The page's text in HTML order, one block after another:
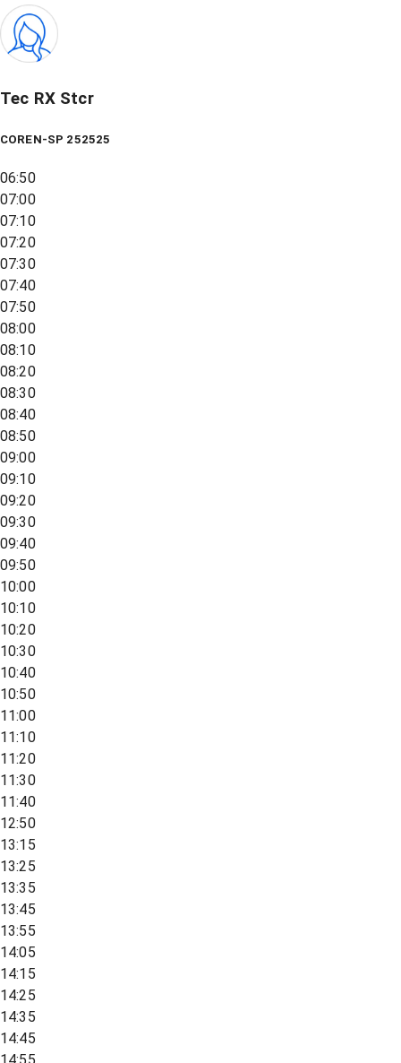
Tec RX Stcr
COREN-SP 252525
06:50
07:00
07:10
07:20
07:30
07:40
07:50
08:00
08:10
08:20
08:30
08:40
08:50
09:00
09:10
09:20
09:30
09:40
09:50
10:00
10:10
10:20
10:30
10:40
10:50
11:00
11:10
11:20
11:30
11:40
12:50
13:15
13:25
13:35
13:45
13:55
14:05
14:15
14:25
14:35
14:45